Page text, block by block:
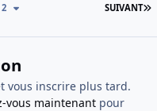
SUIVANT
2
vous inscrire plus tard.
vous maintenantpour